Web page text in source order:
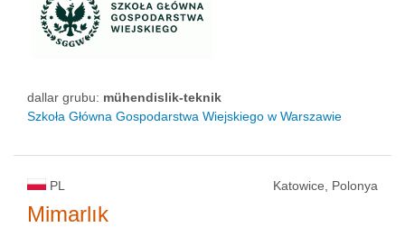
dallar grubu: mühendislik-teknik
Szkoła Główna Gospodarstwa Wiejskiego w Warszawie
PL Katowice, Polonya
Mimarlık